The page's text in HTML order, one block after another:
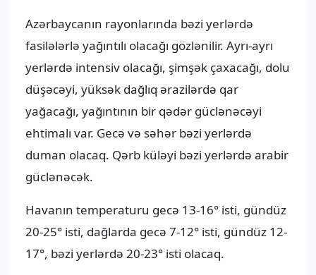
Azərbaycanın rayonlarında bəzi yerlərdə
fasilələrlə yağıntılı olacağı gözlənilir. Ayrı-ayrı
yerlərdə intensiv olacağı, şimşək çaxacağı, dolu
düşəcəyi, yüksək dağlıq ərazilərdə qar
yağacağı, yağıntının bir qədər güclənəcəyi
ehtimalı var. Gecə və səhər bəzi yerlərdə
duman olacaq. Qərb küləyi bəzi yerlərdə arabir
güclənəcək.
Havanın temperaturu gecə 13-16° isti, gündüz
20-25° isti, dağlarda gecə 7-12° isti, gündüz 12-
17°, bəzi yerlərdə 20-23° isti olacaq.